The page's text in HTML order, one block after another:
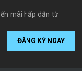
mãi hấp dẫn từ
ĐĂNG KÝ NGAY